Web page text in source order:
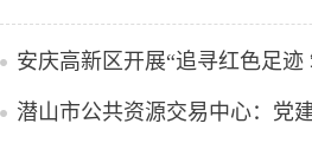
安庆高新区开展“追寻红色足
潜山市公共资源交易中心：党